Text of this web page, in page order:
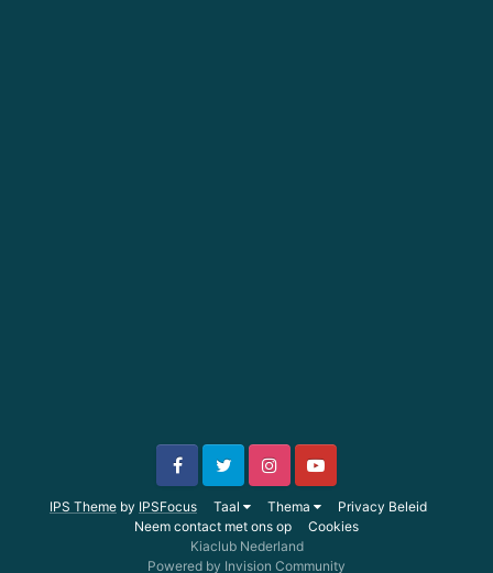
IPS Theme by IPSFocus Taal Thema
Privacy Beleid
Neem contact met ons op
Cookies
Kiaclub Nederland
Powered by Invision Community